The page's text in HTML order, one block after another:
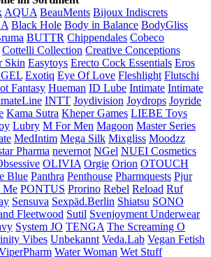
AQUA BeauMents Bijoux Indiscrets
Black Hole Body in Balance BodyGliss
BUTTR Chippendales Cobeco
Cottelli Collection Creative Conceptions
Skin Easytoys Erecto Cock Essentials Eros
Exotiq Eye Of Love Fleshlight Flutschi
Fantasy Hueman ID Lube Intimate Intimate
INTT Joydivision Joydrops Joyride
Kama Sutra Kheper Games LIEBE Toys
Lubry M For Men Magoon Master Series
MedIntim Mega Silk Mixgliss Moodzz
Pharma nevernot NGel NUEI Cosmetics
OLIVIA Orgie Orion OTOUCH
Blue Panthra Penthouse Pharmquests Pjur
Me PONTUS Prorino Rebel Reload Ruf
Sensuva Sexpäd.Berlin Shiatsu SONO
Fleetwood Sutil Svenjoyment Underwear
System JO TENGA The Screaming O
Vibes Unbekannt Veda.Lab Vegan Fetish
Water Woman Wet Stuff